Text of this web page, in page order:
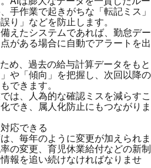
手作業で起きがちな「転記ミス」
り」などを防止します。
えたシステムであれば、勤怠デー
がある場合に自動でアラートを出
め、過去の給与計算データをもと
や「傾向」を把握し、次回以降の
できます。
は、人為的な確認ミスを減らすこ
でき、属人化防止にもつながりま
応できる
、毎年のように変更が加えられま
の変更、育児休業給付などの新制
報を追い続けなければなりませ